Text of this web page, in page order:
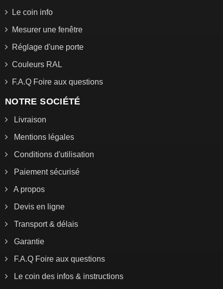
Le coin info
Mesurer une fenêtre
Réglage d'une porte
Couleurs RAL
F.A.Q Foire aux questions
NOTRE SOCIÉTÉ
Livraison
Mentions légales
Conditions d'utilisation
Paiement sécurisé
A propos
Devis en ligne
Transport & délais
Garantie
F.A.Q Foire aux questions
Le coin des infos & instructions